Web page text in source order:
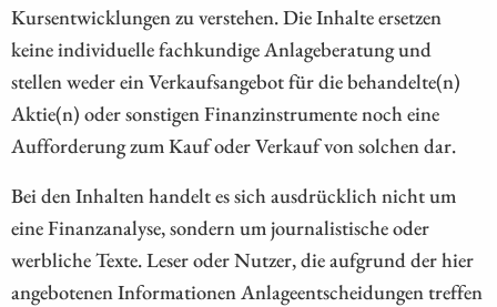
Kursentwicklungen zu verstehen. Die Inhalte ersetzen
keine individuelle fachkundige Anlageberatung und
stellen weder ein Verkaufsangebot für die behandelte(n)
Aktie(n) oder sonstigen Finanzinstrumente noch eine
Aufforderung zum Kauf oder Verkauf von solchen dar.
Bei den Inhalten handelt es sich ausdrücklich nicht um
eine Finanzanalyse, sondern um journalistische oder
werbliche Texte. Leser oder Nutzer, die aufgrund der hier
angebotenen Informationen Anlageentscheidungen treffen